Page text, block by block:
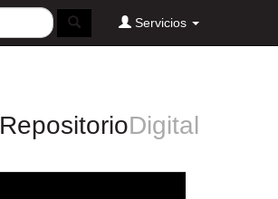
Servicios
RepositorioDigital